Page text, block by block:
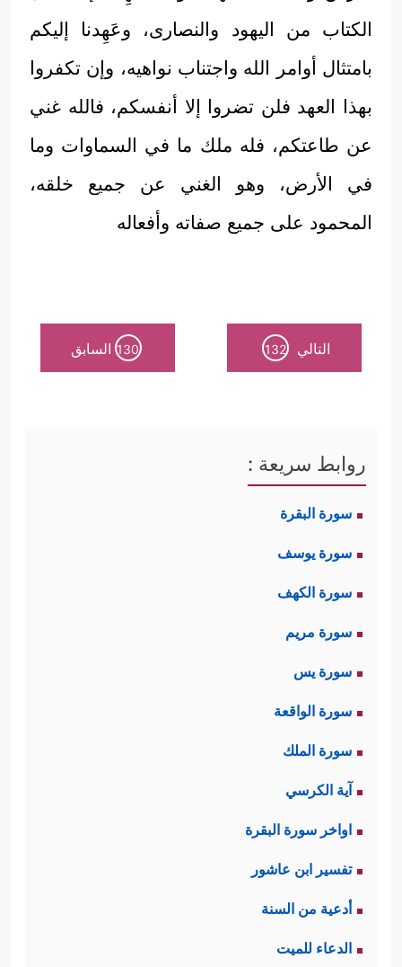
الكتاب من اليهود والنصارى، وعَهِدنا إليكم
بامتثال أوامر الله واجتناب نواهيه، وإن تكفروا
بهذا العهد فلن تضروا إلا أنفسكم، فالله غني
عن طاعتكم، فله ملك ما في السماوات وما
في الأرض، وهو الغني عن جميع خلقه،
المحمود على جميع صفاته وأفعاله
التالي 132
130 السابق
روابط سريعة :
سورة البقرة
سورة يوسف
سورة الكهف
سورة مريم
سورة يس
سورة الواقعة
سورة الملك
آية الكرسي
اواخر سورة البقرة
تفسير ابن عاشور
أدعية من السنة
الدعاء للميت